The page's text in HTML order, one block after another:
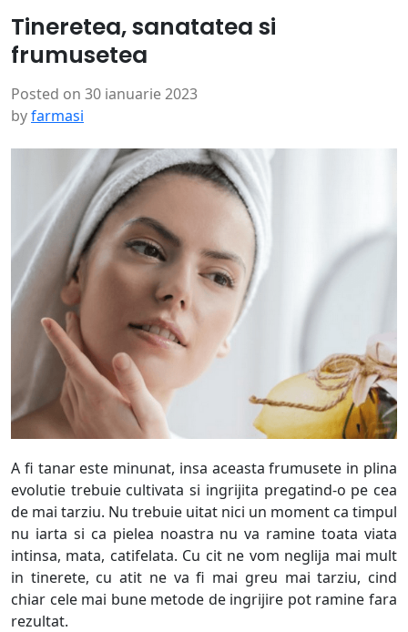
Tineretea, sanatatea si
frumusetea
Posted on 30 ianuarie 2023
byfarmasi
A fi tanar este minunat, insa aceasta frumusete in plina
evolutie trebuie cultivata si ingrijita pregatind-o pe cea
de mai tarziu. Nu trebuie uitat nici un moment ca timpul
nu iarta si ca pielea noastra nu va ramine toata viata
intinsa, mata, catifelata. Cu cit ne vom neglija mai mult
in tinerete, cu atit ne va fi mai greu mai tarziu, cind
chiar cele mai bune metode de ingrijire pot ramine fara
rezultat.